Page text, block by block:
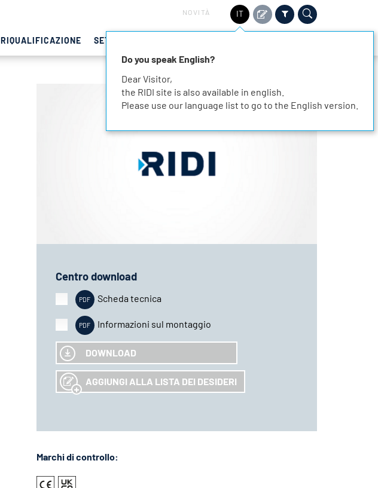
NOVITÀ IT
RIQUALIFICAZIONE SETTORI
Centro download
Scheda tecnica
Informazioni sul montaggio
DOWNLOAD
AGGIUNGI ALLA LISTA DEI DESIDERI
Marchi di controllo:
Do you speak English?
Dear Visitor,
the RIDI site is also available in english.
Please use our language list to go to the English version.